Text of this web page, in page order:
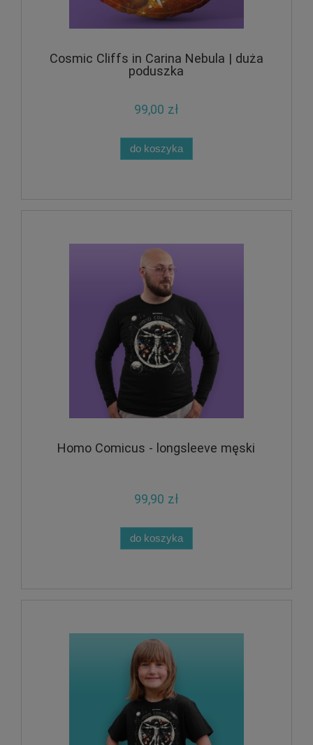
Cosmic Cliffs in Carina Nebula | duża
poduszka
99,00 zł
do koszyka
Homo Comicus - longsleeve męski
99,90 zł
do koszyka